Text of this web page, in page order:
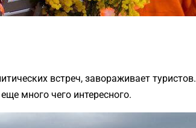
встреч, завораживает туристов.
много чего интересного.